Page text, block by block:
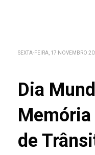
SEXTA-FEIRA, 17 NOVEMBRO
Dia
de